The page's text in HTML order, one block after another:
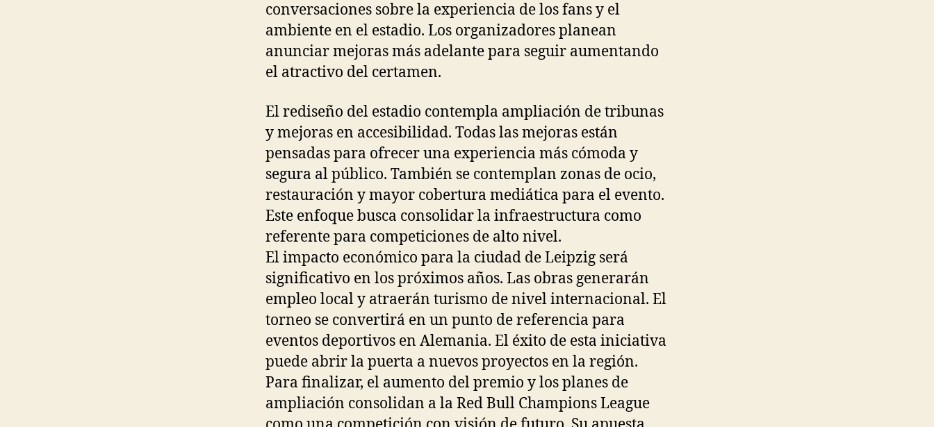
conversaciones sobre la experiencia de los fans y el
ambiente en el estadio. Los organizadores planean
anunciar mejoras más adelante para seguir aumentando
el atractivo del certamen.
El rediseño del estadio contempla ampliación de tribunas
y mejoras en accesibilidad. Todas las mejoras están
pensadas para ofrecer una experiencia más cómoda y
segura al público. También se contemplan zonas de ocio,
restauración y mayor cobertura mediática para el evento.
Este enfoque busca consolidar la infraestructura como
referente para competiciones de alto nivel.
El impacto económico para la ciudad de Leipzig será
significativo en los próximos años. Las obras generarán
empleo local y atraerán turismo de nivel internacional. El
torneo se convertirá en un punto de referencia para
eventos deportivos en Alemania. El éxito de esta iniciativa
puede abrir la puerta a nuevos proyectos en la región.
Para finalizar, el aumento del premio y los planes de
ampliación consolidan a la Red Bull Champions League